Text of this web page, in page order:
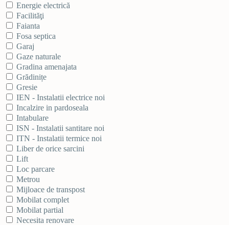
Energie electrică
Facilităţi
Faianta
Fosa septica
Garaj
Gaze naturale
Gradina amenajata
Grădinițe
Gresie
IEN - Instalatii electrice noi
Incalzire in pardoseala
Intabulare
ISN - Instalatii santitare noi
ITN - Instalatii termice noi
Liber de orice sarcini
Lift
Loc parcare
Metrou
Mijloace de transpost
Mobilat complet
Mobilat partial
Necesita renovare